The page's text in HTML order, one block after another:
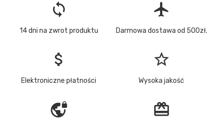
loop
14 dni na zwrot produktu
flight
Darmowa dostawa od 500zł.
attach_money
Elektroniczne płatności
star_border
Wysoka jakość
vpn_lock redeem